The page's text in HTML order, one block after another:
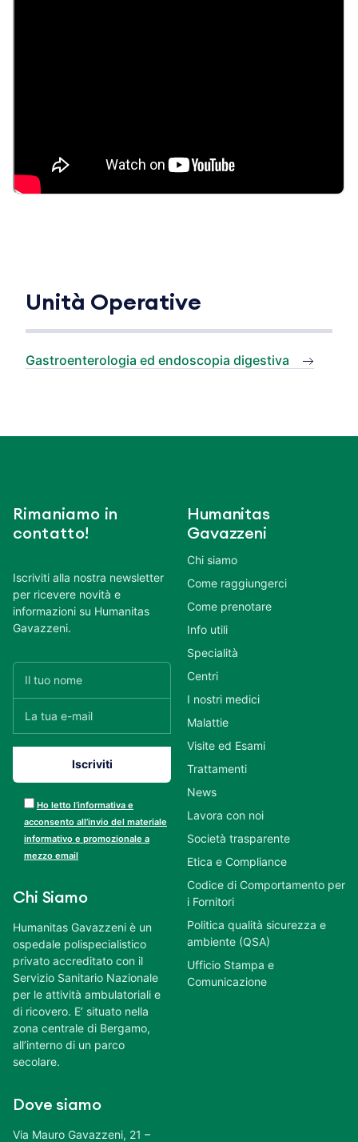
Unità Operative
Gastroenterologia ed endoscopia digestiva
Rimaniamo in
contatto!
Iscriviti alla nostra newsletter
per ricevere novità e
informazioni su Humanitas
Gavazzeni.
Ho letto l’informativa e
acconsento all’invio del materiale
informativo e promozionale a
mezzo email
Chi Siamo
Humanitas Gavazzeni è un
ospedale polispecialistico
privato accreditato con il
Servizio Sanitario Nazionale
per le attività ambulatoriali e
di ricovero. E’ situato nella
zona centrale di Bergamo,
all’interno di un parco
secolare.
Dove siamo
Via Mauro Gavazzeni, 21 –
Humanitas
Gavazzeni
Chi siamo
Come raggiungerci
Come prenotare
Info utili
Specialità
Centri
I nostri medici
Malattie
Visite ed Esami
Trattamenti
News
Lavora con noi
Società trasparente
Etica e Compliance
Codice di Comportamento per
i Fornitori
Politica qualità sicurezza e
ambiente (QSA)
Ufficio Stampa e
Comunicazione